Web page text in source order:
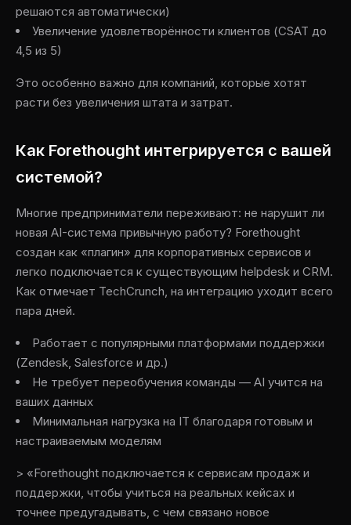
решаются автоматически)
Увеличение удовлетворённости клиентов (CSAT до
4,5 из 5)
Это особенно важно для компаний, которые хотят
расти без увеличения штата и затрат.
Как Forethought интегрируется с вашей
системой?
Многие предприниматели переживают: не нарушит ли
новая AI-система привычную работу? Forethought
создан как «плагин» для корпоративных сервисов и
легко подключается к существующим helpdesk и CRM.
Как отмечает TechCrunch, на интеграцию уходит всего
пара дней.
Работает с популярными платформами поддержки
(Zendesk, Salesforce и др.)
Не требует переобучения команды — AI учится на
ваших данных
Минимальная нагрузка на IT благодаря готовым и
настраиваемым моделям
> «Forethought подключается к сервисам продаж и
поддержки, чтобы учиться на реальных кейсах и
точнее предугадывать, с чем связано новое